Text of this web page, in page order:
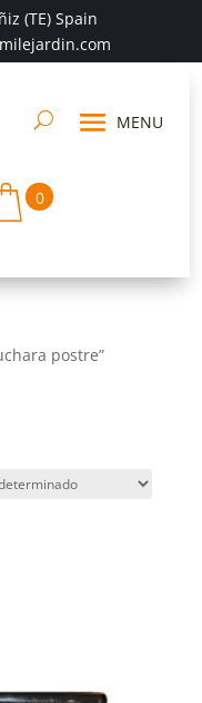
(TE) Spain
0
postre”